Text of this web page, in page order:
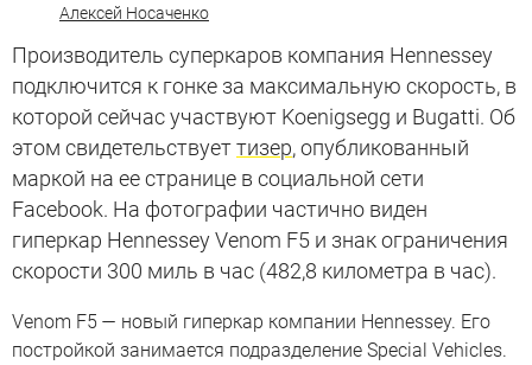
Алексей Носаченко
Производитель суперкаров компания Hennessey
подключится к гонке за максимальную скорость, в
которой сейчас участвуют Koenigsegg и Bugatti. Об
этом свидетельствуеттизер, опубликованный
маркой на ее странице в социальной сети
Facebook. На фотографии частично виден
гиперкар Hennessey Venom F5 и знак ограничения
скорости 300 миль в час (482,8 километра в час).
Venom F5 — новый гиперкар компании Hennessey. Его
постройкой занимается подразделение Special Vehicles.